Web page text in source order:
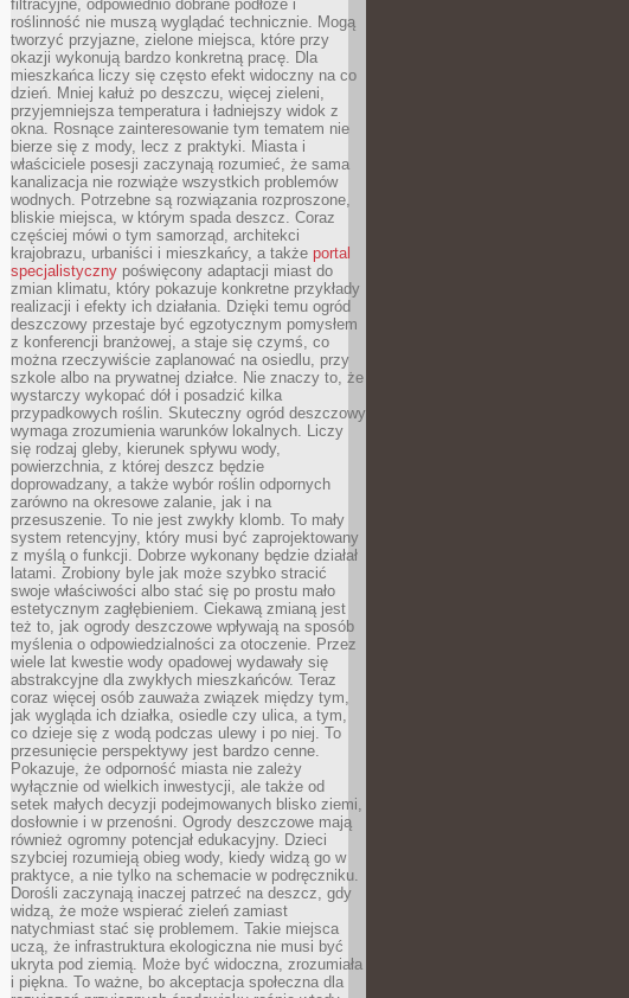
filtracyjne, odpowiednio dobrane podłoże i
roślinność nie muszą wyglądać technicznie. Mogą
tworzyć przyjazne, zielone miejsca, które przy
okazji wykonują bardzo konkretną pracę. Dla
mieszkańca liczy się często efekt widoczny na co
dzień. Mniej kałuż po deszczu, więcej zieleni,
przyjemniejsza temperatura i ładniejszy widok z
okna. Rosnące zainteresowanie tym tematem nie
bierze się z mody, lecz z praktyki. Miasta i
właściciele posesji zaczynają rozumieć, że sama
kanalizacja nie rozwiąże wszystkich problemów
wodnych. Potrzebne są rozwiązania rozproszone,
bliskie miejsca, w którym spada deszcz. Coraz
częściej mówi o tym samorząd, architekci
krajobrazu, urbaniści i mieszkańcy, a także portal
specjalistyczny poświęcony adaptacji miast do
zmian klimatu, który pokazuje konkretne przykłady
realizacji i efekty ich działania. Dzięki temu ogród
deszczowy przestaje być egzotycznym pomysłem
z konferencji branżowej, a staje się czymś, co
można rzeczywiście zaplanować na osiedlu, przy
szkole albo na prywatnej działce. Nie znaczy to, że
wystarczy wykopać dół i posadzić kilka
przypadkowych roślin. Skuteczny ogród deszczowy
wymaga zrozumienia warunków lokalnych. Liczy
się rodzaj gleby, kierunek spływu wody,
powierzchnia, z której deszcz będzie
doprowadzany, a także wybór roślin odpornych
zarówno na okresowe zalanie, jak i na
przesuszenie. To nie jest zwykły klomb. To mały
system retencyjny, który musi być zaprojektowany
z myślą o funkcji. Dobrze wykonany będzie działał
latami. Zrobiony byle jak może szybko stracić
swoje właściwości albo stać się po prostu mało
estetycznym zagłębieniem. Ciekawą zmianą jest
też to, jak ogrody deszczowe wpływają na sposób
myślenia o odpowiedzialności za otoczenie. Przez
wiele lat kwestie wody opadowej wydawały się
abstrakcyjne dla zwykłych mieszkańców. Teraz
coraz więcej osób zauważa związek między tym,
jak wygląda ich działka, osiedle czy ulica, a tym,
co dzieje się z wodą podczas ulewy i po niej. To
przesunięcie perspektywy jest bardzo cenne.
Pokazuje, że odporność miasta nie zależy
wyłącznie od wielkich inwestycji, ale także od
setek małych decyzji podejmowanych blisko ziemi,
dosłownie i w przenośni. Ogrody deszczowe mają
również ogromny potencjał edukacyjny. Dzieci
szybciej rozumieją obieg wody, kiedy widzą go w
praktyce, a nie tylko na schemacie w podręczniku.
Dorośli zaczynają inaczej patrzeć na deszcz, gdy
widzą, że może wspierać zieleń zamiast
natychmiast stać się problemem. Takie miejsca
uczą, że infrastruktura ekologiczna nie musi być
ukryta pod ziemią. Może być widoczna, zrozumiała
i piękna. To ważne, bo akceptacja społeczna dla